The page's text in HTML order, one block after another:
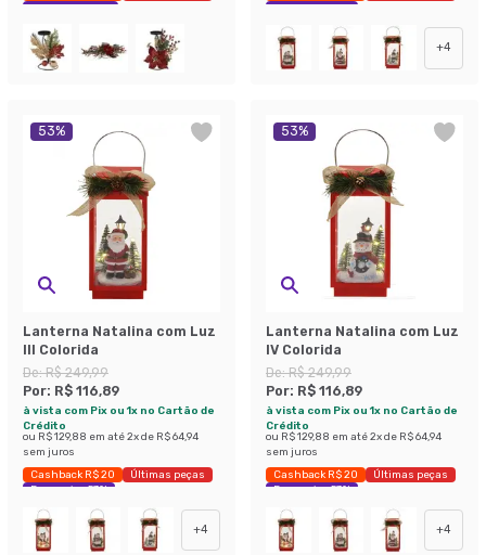
Economize 48%
Economize 56%
+4
53%
Lanterna Natalina com Luz
III Colorida
De:R$ 249,99
Por: R$ 116,89
à vista com Pix ou 1x no Cartão de
Crédito
ou R$ 129,88 em até2x de R$ 64,94
sem juros
Cashback R$ 20
Últimas peças
Economize 53%
+4
53%
Lanterna Natalina com Luz
IV Colorida
De:R$ 249,99
Por: R$ 116,89
à vista com Pix ou 1x no Cartão de
Crédito
ou R$ 129,88 em até2x de R$ 64,94
sem juros
Cashback R$ 20
Últimas peças
Economize 53%
+4